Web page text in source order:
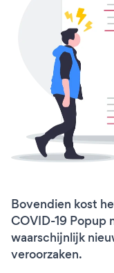
Bovendien kost
COVID-19 Popup
waarschijnlijk
veroorzaken.